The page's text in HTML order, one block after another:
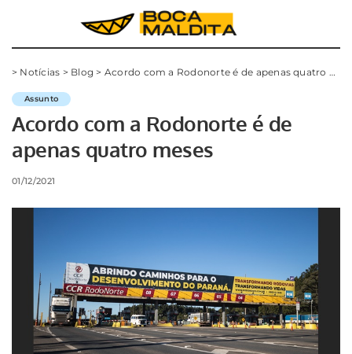
> Notícias > Blog > Acordo com a Rodonorte é de apenas quatro meses
Assunto
Acordo com a Rodonorte é de
apenas quatro meses
01/12/2021